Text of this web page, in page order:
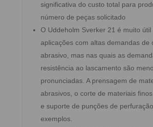
significativa do custo total para
número de peças solicitado
O Uddeholm Sverker 21 é muito útil
aplicações com altas demandas de
abrasivo, mas nas quais as
resistência ao lascamento são
pronunciadas. A prensagem de
abrasivos, o corte de materiais
e suporte de punções de
exemplos.